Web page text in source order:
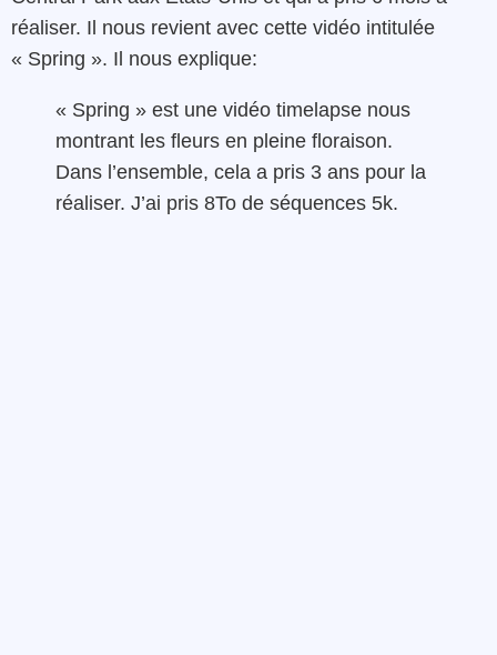
réaliser. Il nous revient avec cette vidéo intitulée
« Spring ». Il nous explique:
« Spring » est une vidéo timelapse nous
montrant les fleurs en pleine floraison.
Dans l’ensemble, cela a pris 3 ans pour la
réaliser. J’ai pris 8To de séquences 5k.